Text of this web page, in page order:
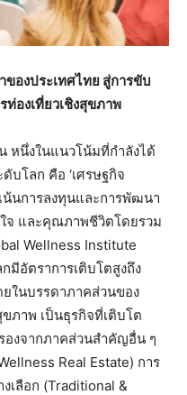
องประเทศไทย สู่การขับ
ท่องเที่ยวเชิงสุขภาพ
หนึ่งในแนวโน้มที่กำลังได้
โลก คือ ‘เศรษฐกิจ
น้นการลงทุนและการพัฒนา
จ และคุณภาพชีวิตโดยรวม
Wellness Institute
มีอัตราการเติบโตสูงถึง
ในบรรดาภาคส่วนของ
ขภาพ เป็นธุรกิจที่เติบโต
องจากภาคส่วนสำคัญอื่น ๆ
Real Estate) การ
ลือก (Traditional &